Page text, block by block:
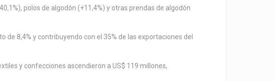
polos de algodón (+11,4%) y otras prendas de algodón
8,4% y contribuyendo con el 35% de las exportaciones del
y confecciones ascendieron a US$ 119 millones,